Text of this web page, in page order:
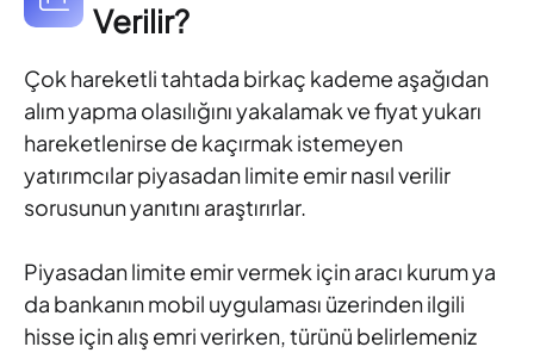
Verilir?
Çok hareketli tahtada birkaç kademe aşağıdan
alım yapma olasılığını yakalamak ve fiyat yukarı
hareketlenirse de kaçırmak istemeyen
yatırımcılar piyasadan limite emir nasıl verilir
sorusunun yanıtını araştırırlar.
Piyasadan limite emir vermek için aracı kurum ya
da bankanın mobil uygulaması üzerinden ilgili
hisse için alış emri verirken, türünü belirlemeniz